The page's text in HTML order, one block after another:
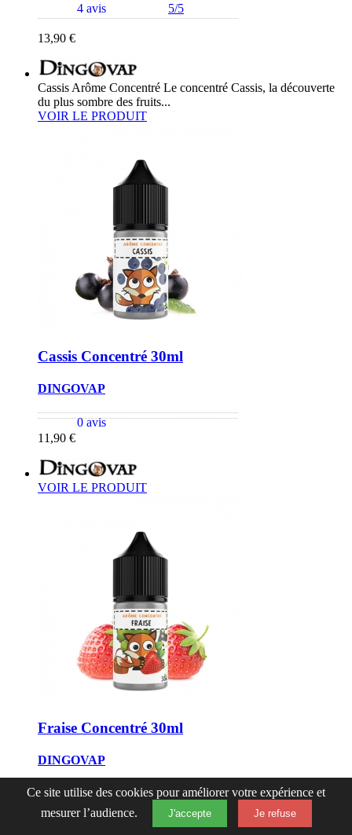
4 avis 5/5
13,90 €
Cassis Arôme Concentré Le concentré Cassis, la découverte
du plus sombre des fruits...
VOIR LE PRODUIT
Cassis Concentré 30ml
DINGOVAP
0 avis
11,90 €
VOIR LE PRODUIT
Fraise Concentré 30ml
DINGOVAP
0 avis
11,90 €
Ce site utilise des cookies pour améliorer votre expérience et
mesurer l’audience.
J'accepte Je refuse